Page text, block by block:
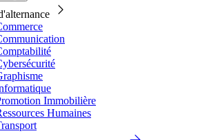
Immobilière
Humaines